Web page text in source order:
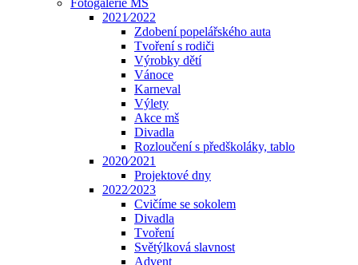
Fotogalerie MŠ
2021⁄2022
Zdobení popelářského auta
Tvoření s rodiči
Výrobky dětí
Vánoce
Karneval
Výlety
Akce mš
Divadla
Rozloučení s předškoláky, tablo
2020⁄2021
Projektové dny
2022⁄2023
Cvičíme se sokolem
Divadla
Tvoření
Světýlková slavnost
Advent